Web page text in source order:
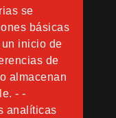
se
básicas
inicio de
de
almacenan
- -
analíticas